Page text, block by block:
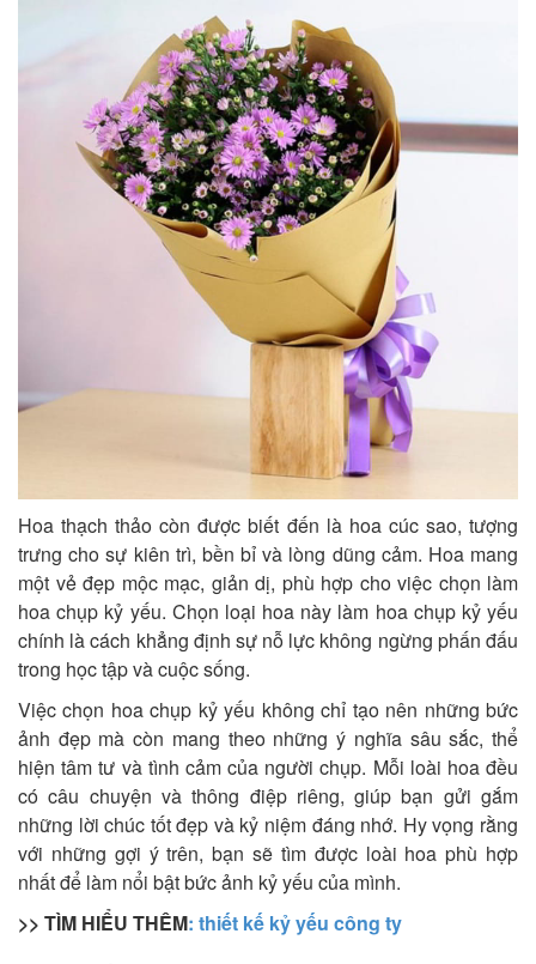
Hoa thạch thảo còn được biết đến là hoa cúc sao, tượng
trưng cho sự kiên trì, bền bỉ và lòng dũng cảm. Hoa mang
một vẻ đẹp mộc mạc, giản dị, phù hợp cho việc chọn làm
hoa chụp kỷ yếu. Chọn loại hoa này làm hoa chụp kỷ yếu
chính là cách khẳng định sự nỗ lực không ngừng phấn đấu
trong học tập và cuộc sống.
Việc chọn hoa chụp kỷ yếu không chỉ tạo nên những bức
ảnh đẹp mà còn mang theo những ý nghĩa sâu sắc, thể
hiện tâm tư và tình cảm của người chụp. Mỗi loài hoa đều
có câu chuyện và thông điệp riêng, giúp bạn gửi gắm
những lời chúc tốt đẹp và kỷ niệm đáng nhớ. Hy vọng rằng
với những gợi ý trên, bạn sẽ tìm được loài hoa phù hợp
nhất để làm nổi bật bức ảnh kỷ yếu của mình.
>> TÌM HIỂU THÊM: thiết kế kỷ yếu công ty